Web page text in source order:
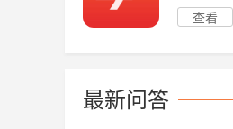
查看
最新问答